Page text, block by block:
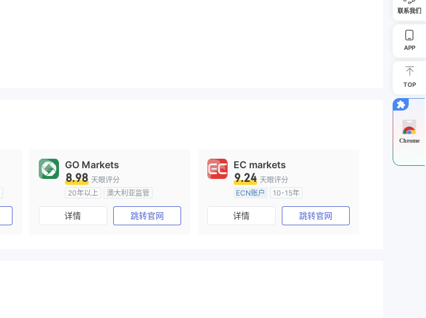
GO Markets
8.98 天眼评分
20年以上
澳大利亚监管
全牌照 (MM)
cTrader
详情 跳转官网
EC markets
9.24 天眼评分
ECN账户
10-15年
澳大利亚监管
全牌照 (MM)
主标MT4
详情 跳转官网
联系我们
APP
TOP
Chrome